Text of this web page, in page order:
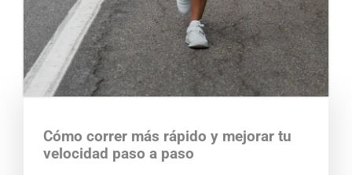
Cómo correr más rápido y mejorar tu
velocidad paso a paso